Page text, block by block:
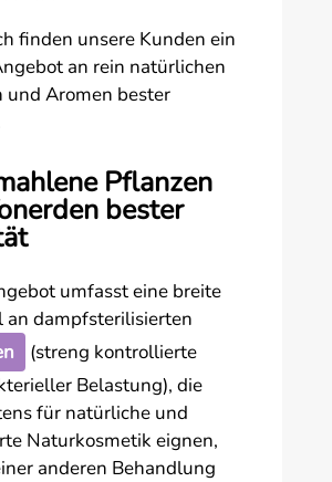
finden unsere Kunden ein
an rein natürlichen
und Aromen bester
Pflanzen
bester
umfasst eine breite
an dampfsterilisierten
(streng kontrollierte
Belastung), die
für natürliche und
Naturkosmetik eignen,
anderen Behandlung